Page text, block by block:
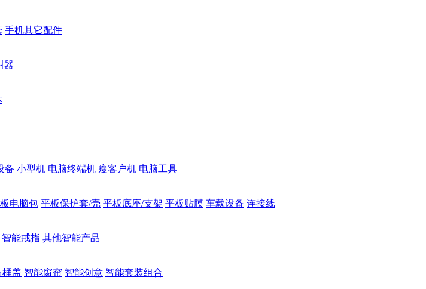
手机其它配件
器
备 小型机 电脑终端机 瘦客户机 电脑工具
电脑包 平板保护套/壳 平板底座/支架 平板贴膜 车载设备 连接线
智能戒指 其他智能产品
桶盖 智能窗帘 智能创意 智能套装组合